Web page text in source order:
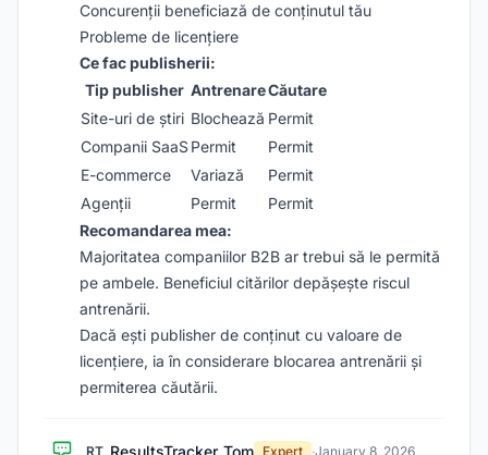
Concurenții beneficiază de conținutul tău
Probleme de licențiere
Ce fac publisherii:
Tip publisher AntrenareCăutare
Site-uri de știri Blochează Permit
Companii SaaSPermit
Permit
E-commerce
Variază
Permit
Agenții
Permit
Permit
Recomandarea mea:
Majoritatea companiilor B2B ar trebui să le permită
pe ambele. Beneficiul citărilor depășește riscul
antrenării.
Dacă ești publisher de conținut cu valoare de
licențiere, ia în considerare blocarea antrenării și
permiterea căutării.
RT ResultsTracker_Tom Expert ·January 8, 2026